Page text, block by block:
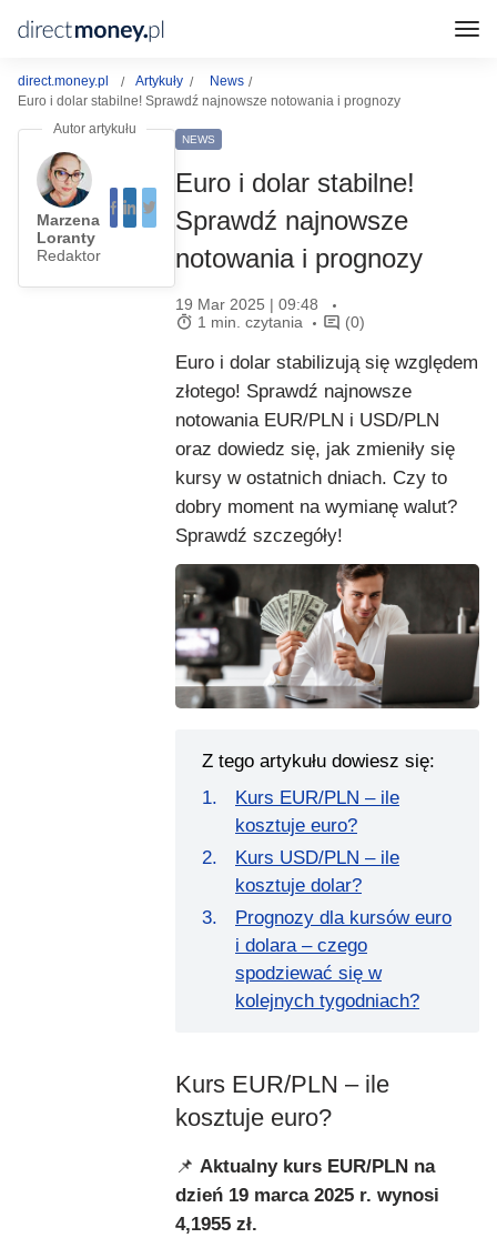
direct.money.pl Artykuły
News
Euro i dolar stabilne! Sprawdź najnowsze notowania i prognozy
Marzena
Loranty
Redaktor
NEWS
Euro i dolar stabilne!
Sprawdź najnowsze
notowania i prognozy
19 Mar 2025 | 09:48
1 min. czytania
(0)
Euro i dolar stabilizują się względem
złotego! Sprawdź najnowsze
notowania EUR/PLN i USD/PLN
oraz dowiedz się, jak zmieniły się
kursy w ostatnich dniach. Czy to
dobry moment na wymianę walut?
Sprawdź szczegóły!
Z tego artykułu dowiesz się:
Kurs EUR/PLN – ile
kosztuje euro?
Kurs USD/PLN – ile
kosztuje dolar?
Prognozy dla kursów euro
i dolara – czego
spodziewać się w
kolejnych tygodniach?
Kurs EUR/PLN – ile
kosztuje euro?
📌 Aktualny kurs EUR/PLN na
dzień 19 marca 2025 r. wynosi
4,1955 zł.